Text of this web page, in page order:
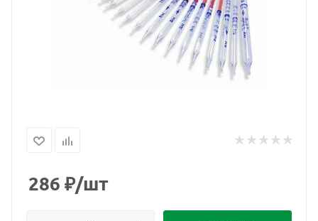
286 ₽/шт